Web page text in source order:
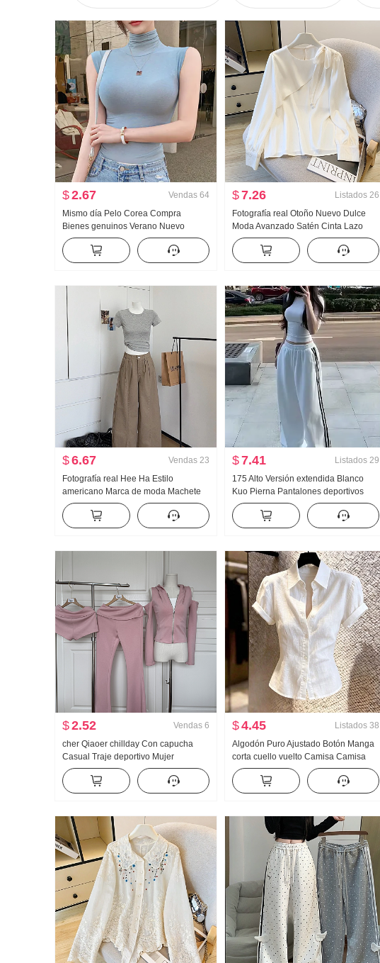
$2.67 Vendas 64
Mismo día Pelo Corea Compra
Bienes genuinos Verano Nuevo
an659 Super hao Aspecto Caracola
Color Micro Transparente Cuello alto
Base Camiseta
$7.26 Listados 26
Fotografía real Otoño Nuevo Dulce
Moda Avanzado Satén Cinta Lazo
Chifón Estilo francés Camisa Top
Mujer
$6.67 Vendas 23
Fotografía real Hee Ha Estilo
americano Marca de moda Machete
Vaqueros Holgado Kuo Pierna Casual
Pantalones
$7.41 Listados 29
175 Alto Versión extendida Blanco
Kuo Pierna Pantalones deportivos
Mujer Primavera y otoño Nuevo
Versátil Rayas Casual Arrastrando
Pantalones
$2.52 Vendas 6
cher Qiaoer chillday Con capucha
Casual Traje deportivo Mujer
Primavera Hombros descubiertos
Abrigo pantalones acampanados
Conjunto de tres piezas
$4.45 Listados 38
Algodón Puro Ajustado Botón Manga
corta cuello vuelto Camisa Camisa
Mujer 2026 Verano Avanzado Sentido
Luz Lujo Suave Viento Top